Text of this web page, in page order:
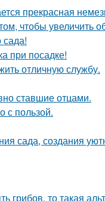
прекрасная
чтобы увеличить
при посадке!
отличную службу.
ставшие отцами.
с пользой.
сада, создания
то такая